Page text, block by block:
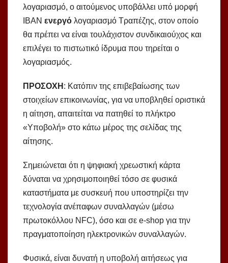
λογαριασμό, ο αιτούμενος υποβάλλει υπό μορφή
IBAN ενεργό λογαριασμό Τραπέζης, στον οποίο
θα πρέπει να είναι τουλάχιστον συνδικαιούχος και
επιλέγει το πιστωτικό ίδρυμα που τηρείται ο
λογαριασμός.
ΠΡΟΣΟΧΗ : Κατόπιν της επιβεβαίωσης των
στοιχείων επικοινωνίας, για να υποβληθεί οριστικά
η αίτηση, απαιτείται να πατηθεί το πλήκτρο
«Υποβολή» στο κάτω μέρος της σελίδας της
αίτησης.
Σημειώνεται ότι η ψηφιακή χρεωστική κάρτα
δύναται να χρησιμοποιηθεί τόσο σε φυσικά
καταστήματα με συσκευή που υποστηρίζει την
τεχνολογία ανέπαφων συναλλαγών (μέσω
πρωτοκόλλου NFC), όσο και σε e-shop για την
πραγματοποίηση ηλεκτρονικών συναλλαγών.
Φυσικά, είναι δυνατή η υποβολή αιτήσεως για